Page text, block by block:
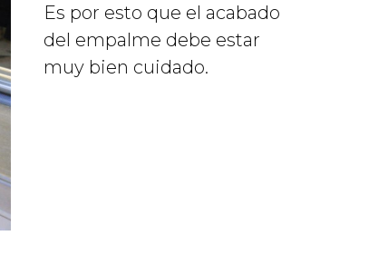
Es por esto que el acabado
del empalme debe estar
muy bien cuidado.